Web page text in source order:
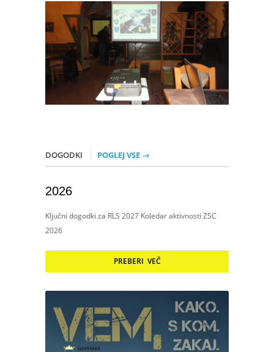
DOGODKI POGLEJ VSE →
2026
Ključni dogodki za RLS 2027 Koledar aktivnosti ZSC
2026
PREBERI VEČ